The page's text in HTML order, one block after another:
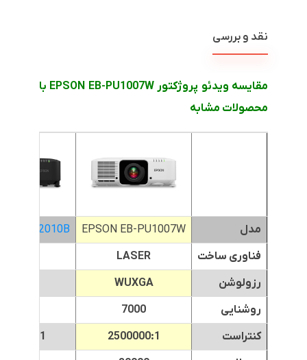
نقد و بررسی
مقایسه ویدئو پروژکتور EPSON EB-PU1007W با
محصولات مشابه
مدل EPSON EB-PU1007W
EB-PU2010B
فناوری ساخت
LASER
رزولوشن
WUXGA
روشنایی
7000
کنتراست
2500000:1